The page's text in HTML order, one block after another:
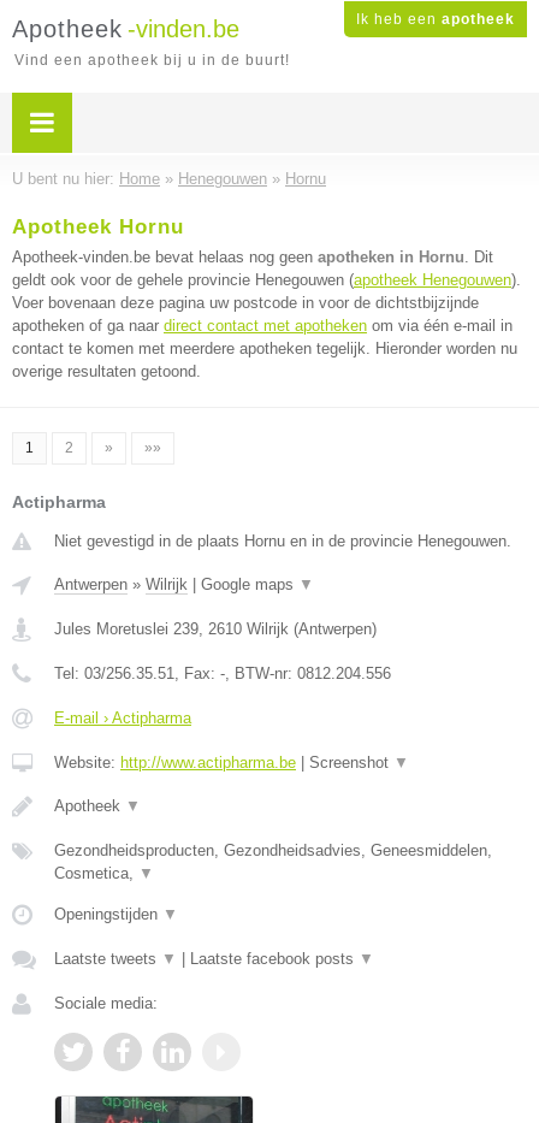
Ik heb een apotheek
Apotheek -vinden.be
Vind een apotheek bij u in de buurt!
U bent nu hier: Home » Henegouwen » Hornu
Apotheek Hornu
Apotheek-vinden.be bevat helaas nog geen apotheken in Hornu. Dit
geldt ook voor de gehele provincie Henegouwen (apotheek Henegouwen).
Voer bovenaan deze pagina uw postcode in voor de dichtstbijzijnde
apotheken of ga naar direct contact met apotheken om via één e-mail in
contact te komen met meerdere apotheken tegelijk. Hieronder worden nu
overige resultaten getoond.
1 2 » »»
Actipharma
Niet gevestigd in de plaats Hornu en in de provincie Henegouwen.
Antwerpen » Wilrijk Google maps ▼
Jules Moretuslei 239, 2610 Wilrijk (Antwerpen)
Tel: 03/256.35.51, Fax: -, BTW-nr: 0812.204.556
E-mail › Actipharma
Website: http://www.actipharma.be Screenshot ▼
Apotheek ▼
Gezondheidsproducten, Gezondheidsadvies, Geneesmiddelen,
Cosmetica, ▼
Openingstijden ▼
Laatste tweets ▼ Laatste facebook posts ▼
Sociale media: